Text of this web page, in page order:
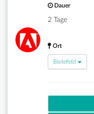
Dauer
2 Tage
Ort
Bielefeld